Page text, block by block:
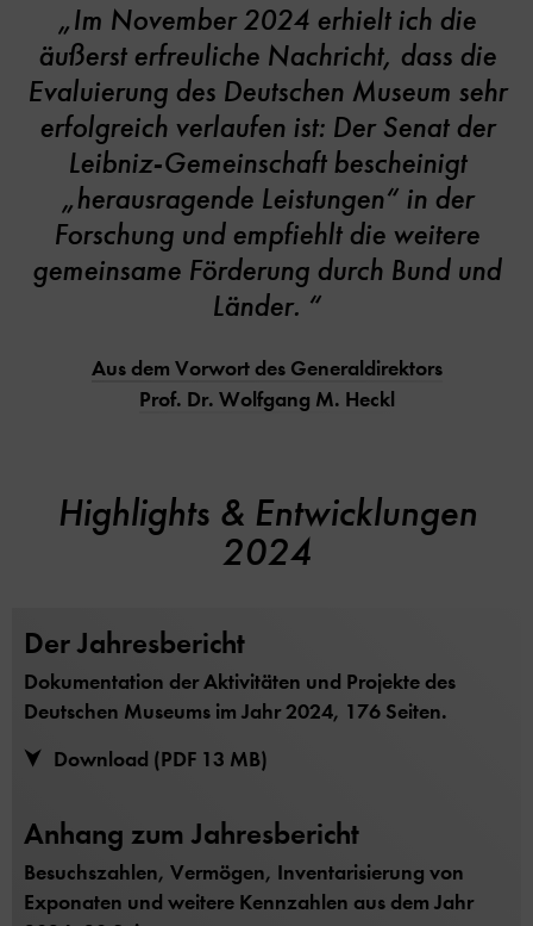
„Im November 2024 erhielt ich die
äußerst erfreuliche Nachricht, dass die
Evaluierung des Deutschen Museum sehr
erfolgreich verlaufen ist: Der Senat der
Leibniz-Gemeinschaft bescheinigt
„herausragende Leistungen“ in der
Forschung und empfiehlt die weitere
gemeinsame Förderung durch Bund und
Länder. “
Aus dem Vorwort des Generaldirektors
Prof. Dr. Wolfgang M. Heckl
Highlights & Entwicklungen
2024
Der Jahresbericht
Dokumentation der Aktivitäten und Projekte des
Deutschen Museums im Jahr 2024, 176 Seiten.
Download (PDF 13 MB)
Anhang zum Jahresbericht
Besuchszahlen, Vermögen, Inventarisierung von
Exponaten und weitere Kennzahlen aus dem Jahr